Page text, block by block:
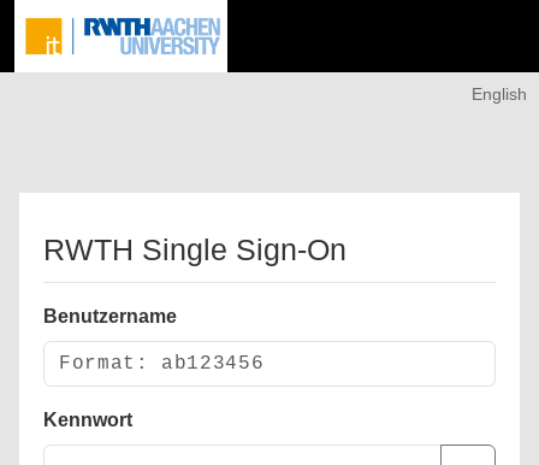
English
RWTH Single Sign-On
Benutzername
Kennwort